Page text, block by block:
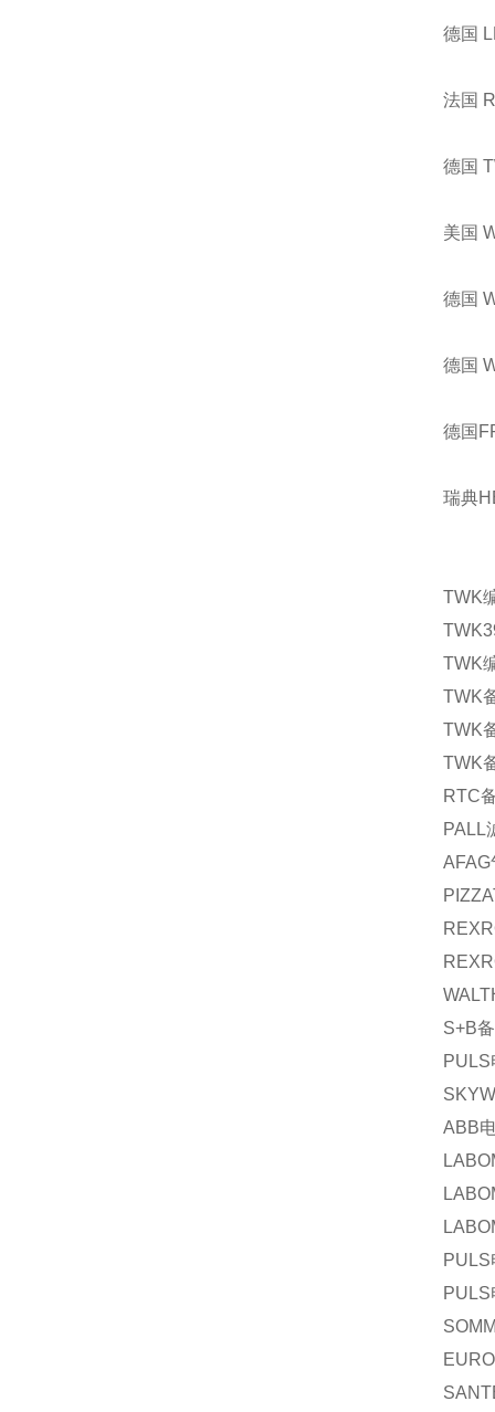
德国
法国
德国
美国
德国
德国
德国
瑞典
TWK
TWK
TWK
TWK
TWK
TWK
RTC
PALL
AFAG
S+B
PULS
ABB
PULS
PULS